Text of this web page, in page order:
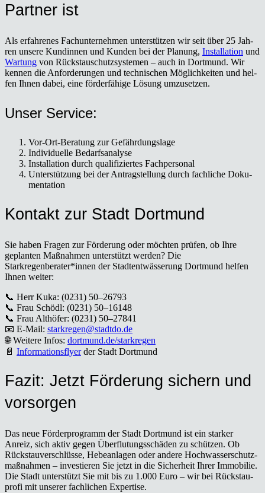
Part­ner ist
Als erfah­re­nes Fach­un­ter­neh­men unter­stüt­zen wir seit über 25 Jah­
ren unse­re Kun­din­nen und Kun­den bei der Pla­nung, Instal­la­ti­on und
War­tung von Rückstau­schutz­sys­te­men – auch in Dort­mund. Wir
ken­nen die Anfor­de­run­gen und tech­ni­schen Mög­lich­kei­ten und hel­
fen Ihnen dabei, eine för­der­fä­hi­ge Lösung umzu­set­zen.
Unser Ser­vice:
Vor-Ort-Bera­tung zur Gefähr­dungs­la­ge
Indi­vi­du­el­le Bedarfs­ana­ly­se
Instal­la­ti­on durch qua­li­fi­zier­tes Fach­per­so­nal
Unter­stüt­zung bei der Antrag­stel­lung durch fach­li­che Doku­
men­ta­ti­on
Kon­takt zur Stadt Dort­mund
Sie haben Fra­gen zur För­de­rung oder möch­ten prü­fen, ob Ihre
geplan­ten Maß­nah­men unter­stützt wer­den? Die
Starkregenberater*innen der Stadt­ent­wäs­se­rung Dort­mund hel­fen
Ihnen wei­ter:
📞 Herr Kuka: (0231) 50–26793
📞 Frau Schödl: (0231) 50–16148
📞 Frau Alt­hö­fer: (0231) 50–27841
📧 E‑Mail: starkregen@stadtdo.de
🌐 Wei­te­re Infos: dortmund.de/starkregen
📄 Infor­ma­ti­ons­fly­erder Stadt Dort­mund
Fazit: Jetzt För­de­rung sichern und
vor­sor­gen
Das neue För­der­pro­gramm der Stadt Dort­mund ist ein star­ker
Anreiz, sich aktiv gegen Über­flu­tungs­schä­den zu schüt­zen. Ob
Rück­stau­ver­schlüs­se, Hebe­an­la­gen oder ande­re Hoch­was­ser­schutz­
maß­nah­men – inves­tie­ren Sie jetzt in die Sicher­heit Ihrer Immo­bi­lie.
Die Stadt unter­stützt Sie mit bis zu 1.000 Euro – wir bei Rück­stau­
pro­fi mit unse­rer fach­li­chen Exper­ti­se.